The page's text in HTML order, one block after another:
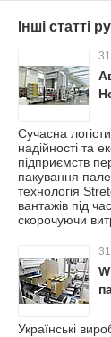
Інші статті
Сучасна
надійності та
підприємств
пакування
технологія
вантажів під
скорочуючи
Українські